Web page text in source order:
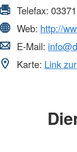
Telefax:
Web: http://
E-Mail:
Karte: Link